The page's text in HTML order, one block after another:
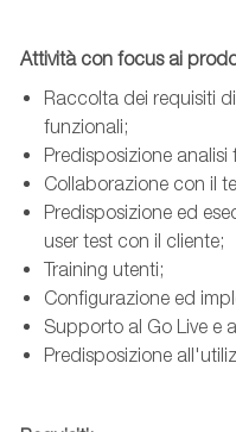
Attività con focus ai
Raccolta dei requisiti
funzionali;
Predisposizione
Collaborazione con il
Predisposizione ed
user test con il cliente;
Training utenti;
Configurazione ed
Supporto al Go Live e
Predisposizione